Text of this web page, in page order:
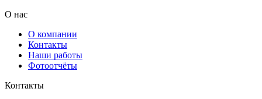
О нас
О компании
Контакты
Наши работы
Фотоотчёты
Контакты